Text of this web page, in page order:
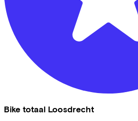
Bike totaal Loosdrecht